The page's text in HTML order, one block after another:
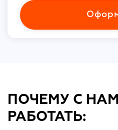
ПОЧЕМУ С
РАБОТАТЬ: